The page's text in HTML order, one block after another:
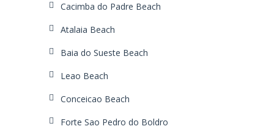
Cacimba do Padre Beach
Atalaia Beach
Baia do Sueste Beach
Leao Beach
Conceicao Beach
Forte Sao Pedro do Boldro